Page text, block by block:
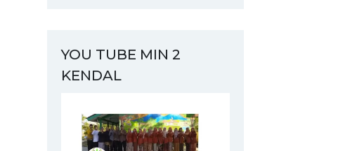
YOU TUBE MIN 2
KENDAL